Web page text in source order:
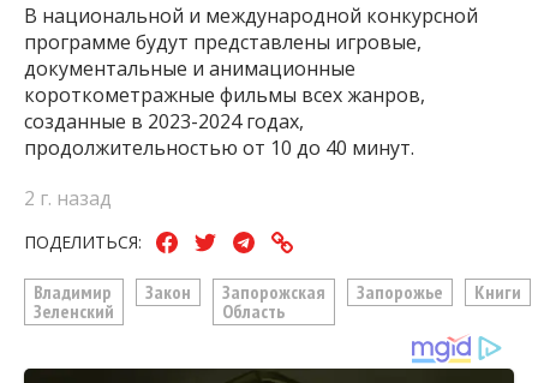
В национальной и международной конкурсной
программе будут представлены игровые,
документальные и анимационные
короткометражные фильмы всех жанров,
созданные в 2023-2024 годах,
продолжительностью от 10 до 40 минут.
2 г. назад
ПОДЕЛИТЬСЯ:
Владимир
Зеленский
Закон
Запорожская
Область
Запорожье Книги